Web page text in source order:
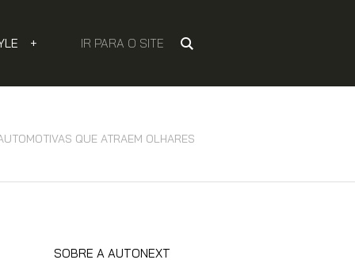
+ IR PARA O SITE
QUE ATRAEM OLHARES
SOBRE A AUTONEXT